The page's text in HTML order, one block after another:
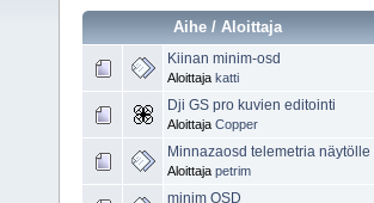
Aihe /Aloittaja
Kiinan minim-osd
Aloittaja katti
Dji GS pro kuvien editointi
Aloittaja Copper
Minnazaosd telemetria
Aloittaja petrim
minim OSD